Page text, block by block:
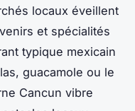
locaux éveillent
et spécialités
typique mexicain
guacamole ou le
Cancun vibre